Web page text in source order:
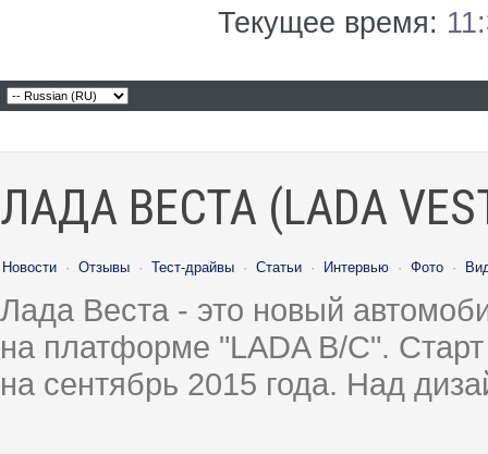
Текущее время:
ЛАДА ВЕСТА (LADA
Новости · Отзывы · Тест-драйвы · Статьи · Интервью · Фото ·
Лада Веста - это новый
на платформе "LADA B/C".
на сентябрь 2015 года. Над